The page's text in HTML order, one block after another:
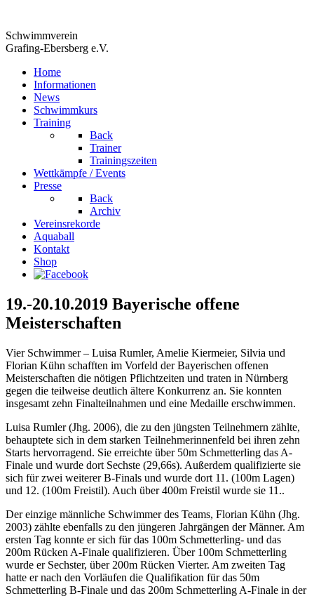
Schwimmverein
Grafing-Ebersberg e.V.
Home
Informationen
News
Schwimmkurs
Training
Back
Trainer
Trainingszeiten
Wettkämpfe / Events
Presse
Back
Archiv
Vereinsrekorde
Aquaball
Kontakt
Shop
19.-20.10.2019 Bayerische offene
Meisterschaften
Vier Schwimmer – Luisa Rumler, Amelie Kiermeier, Silvia und
Florian Kühn schafften im Vorfeld der Bayerischen offenen
Meisterschaften die nötigen Pflichtzeiten und traten in Nürnberg
gegen die teilweise deutlich ältere Konkurrenz an. Sie konnten
insgesamt zehn Finalteilnahmen und eine Medaille erschwimmen.
Luisa Rumler (Jhg. 2006), die zu den jüngsten Teilnehmern zählte,
behauptete sich in dem starken Teilnehmerinnenfeld bei ihren zehn
Starts hervorragend. Sie erreichte über 50m Schmetterling das A-
Finale und wurde dort Sechste (29,66s). Außerdem qualifizierte sie
sich für zwei weiterer B-Finals und wurde dort 11. (100m Lagen)
und 12. (100m Freistil). Auch über 400m Freistil wurde sie 11..
Der einzige männliche Schwimmer des Teams, Florian Kühn (Jhg.
2003) zählte ebenfalls zu den jüngeren Jahrgängen der Männer. Am
ersten Tag konnte er sich für das 100m Schmetterling- und das
200m Rücken A-Finale qualifizieren. Über 100m Schmetterling
wurde er Sechster, über 200m Rücken Vierter. Am zweiten Tag
hatte er nach den Vorläufen die Qualifikation für das 50m
Schmetterling B-Finale und das 200m Schmetterling A-Finale in der